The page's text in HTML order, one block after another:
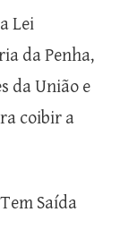
Lei
da Penha,
da União e
coibir a
Saída